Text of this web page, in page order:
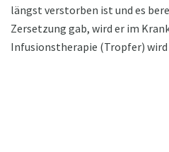
längst verstorben ist und es
Zersetzung gab, wird er im
Infusionstherapie (Tropfer)